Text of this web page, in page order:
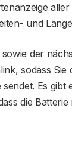
und
der
sodass Sie
Es gibt
die Batterie